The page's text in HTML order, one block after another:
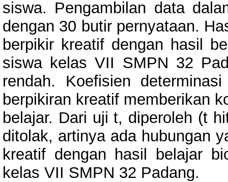
siswa. Pengambilan data
dengan 30 butir pernyataan.
berpikir kreatif dengan hasil
siswa kelas VII SMPN 32
rendah. Koefisien
berpikiran kreatif memberikan
belajar. Dari uji t, diperoleh (t
ditolak, artinya ada hubungan
kreatif dengan hasil belajar
kelas VII SMPN 32 Padang.